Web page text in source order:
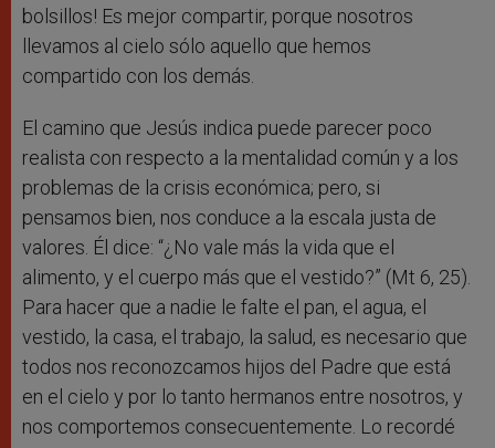
bolsillos! Es mejor compartir, porque nosotros
llevamos al cielo sólo aquello que hemos
compartido con los demás.
El camino que Jesús indica puede parecer poco
realista con respecto a la mentalidad común y a los
problemas de la crisis económica; pero, si
pensamos bien, nos conduce a la escala justa de
valores. Él dice: “¿No vale más la vida que el
alimento, y el cuerpo más que el vestido?” (Mt 6, 25).
Para hacer que a nadie le falte el pan, el agua, el
vestido, la casa, el trabajo, la salud, es necesario que
todos nos reconozcamos hijos del Padre que está
en el cielo y por lo tanto hermanos entre nosotros, y
nos comportemos consecuentemente. Lo recordé